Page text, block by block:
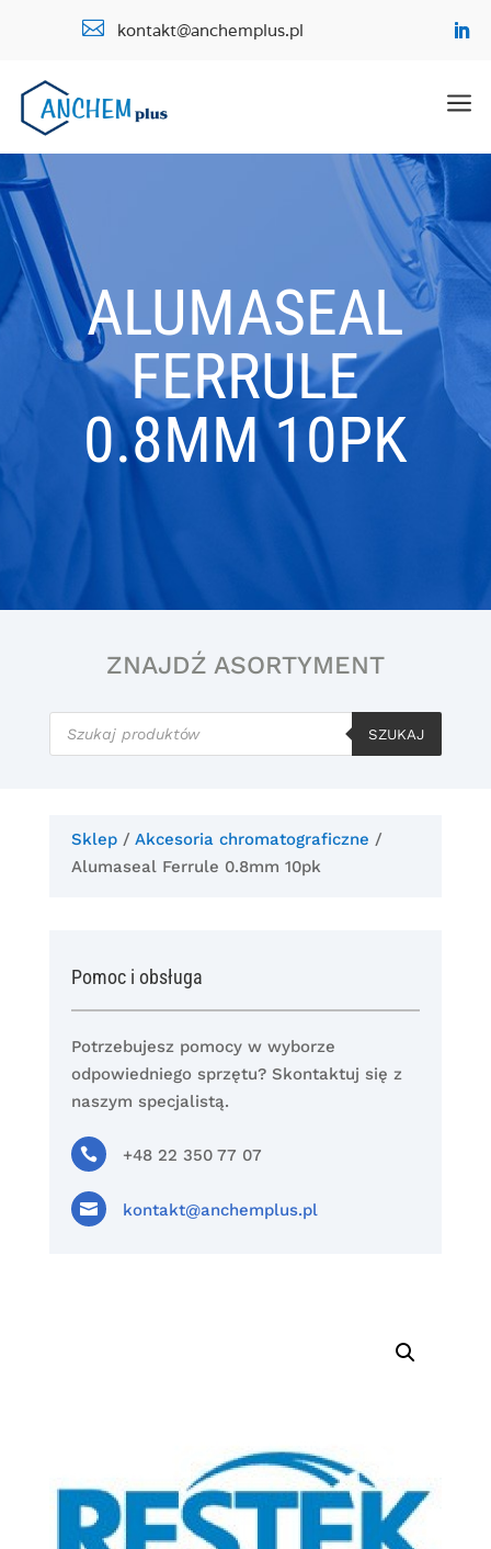
 kontakt@anchemplus.pl
a
ALUMASEAL
FERRULE
0.8MM 10PK
ZNAJDŹ ASORTYMENT
Wyszukiwarka
produktów
SZUKAJ
Sklep/ Akcesoria chromatograficzne /
Alumaseal Ferrule 0.8mm 10pk
Pomoc i obsługa
Potrzebujesz pomocy w wyborze
odpowiedniego sprzętu? Skontaktuj się z
naszym specjalistą.
 +48 22 350 77 07
 kontakt@anchemplus.pl